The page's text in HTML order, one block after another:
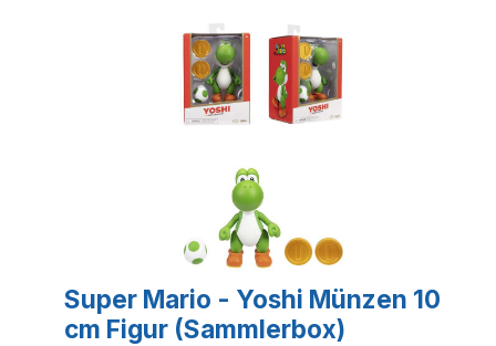
Bildergalerie überspringen
Super Mario - Yoshi Münzen 10
cm Figur (Sammlerbox)